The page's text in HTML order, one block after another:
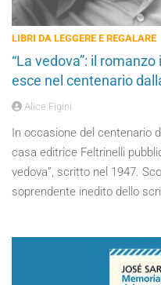
LIBRI DA LEGGERE E REGALARE
“La vedova”: il
esce nel centenario
Alice Figini
In occasione del centenario
casa editrice Feltrinelli
vedova”, scritto nel 1947.
soprendente inedito dello